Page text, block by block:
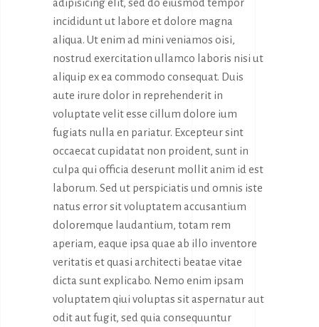
adipisicing elit, sed do eiusmod tempor
incididunt ut labore et dolore magna
aliqua. Ut enim ad mini veniamos oisi,
nostrud exercitation ullamco laboris nisi ut
aliquip ex ea commodo consequat. Duis
aute irure dolor in reprehenderit in
voluptate velit esse cillum dolore ium
fugiats nulla en pariatur. Excepteur sint
occaecat cupidatat non proident, sunt in
culpa qui officia deserunt mollit anim id est
laborum. Sed ut perspiciatis und omnis iste
natus error sit voluptatem accusantium
doloremque laudantium, totam rem
aperiam, eaque ipsa quae ab illo inventore
veritatis et quasi architecti beatae vitae
dicta sunt explicabo. Nemo enim ipsam
voluptatem qiui voluptas sit aspernatur aut
odit aut fugit, sed quia consequuntur